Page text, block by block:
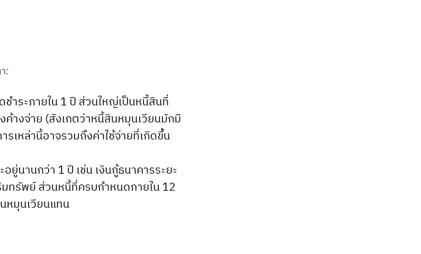
:
ระภายใน 1 ปี ส่วนใหญ่เป็นหนี้สินที่
ค้างจ่าย (สังเกตว่าหนี้สินหมุนเวียนมักมี
เหล่านี้อาจรวมถึงค่าใช้จ่ายที่เกิดขึ้น
นานกว่า 1 ปี เช่น เงินกู้ธนาคารระยะ
ทรัพย์ ส่วนหนี้ที่ครบกำหนดภายใน 12
หมุนเวียนแทน